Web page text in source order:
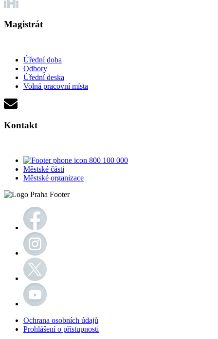
Magistrát
Úřední doba
Odbory
Úřední deska
Volná pracovní místa
Kontakt
800 100 000
Městské části
Městské organizace
Ochrana osobních údajů
Prohlášení o přístupnosti